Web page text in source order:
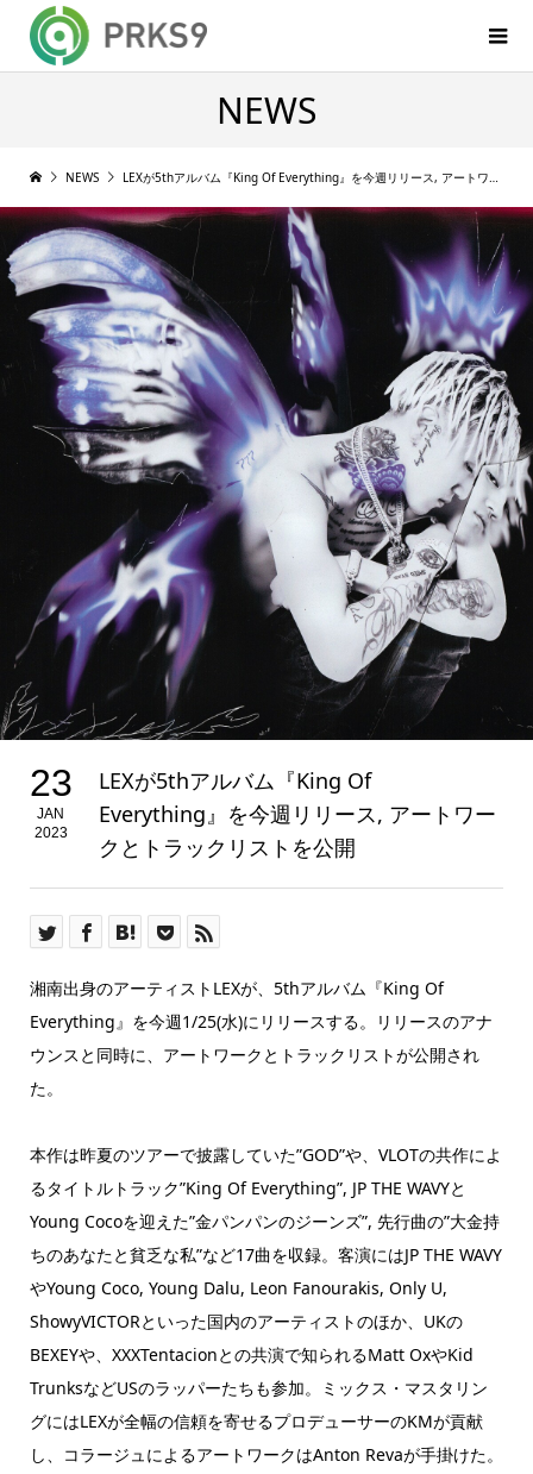
NEWS
NEWS LEXが5thアルバム『King Of Everything』を今週リリース, アートワークとトラックリストを公開
23
JAN
2023
LEXが5thアルバム『King Of
Everything』を今週リリース, アートワー
クとトラックリストを公開
湘南出身のアーティストLEXが、5thアルバム『King Of
Everything』を今週1/25(水)にリリースする。
リリースのアナ
ウンスと同時に、 アートワークとトラックリストが公開され
た。
本作は昨夏のツアーで披露していた”GOD”や、 VLOTの共作によ
るタイトルトラック”King Of Everything”, JP THE WAVYと
Young Cocoを迎えた”金パンパンのジーンズ”, 先行曲の”大金持
ちのあなたと貧乏な私”など17曲を収録。客演にはJP THE WAVY
やYoung Coco, Young Dalu, Leon Fanourakis, Only U,
ShowyVICTORといった国内のアーティストのほか、 UKの
BEXEYや、 XXXTentacionとの共演で知られるMatt OxやKid
TrunksなどUSのラッパーたちも参加。ミックス・ マスタリン
グにはLEXが全幅の信頼を寄せるプロデューサーのKMが貢献
し、コラージュによるアートワークはAnton Revaが手掛けた。